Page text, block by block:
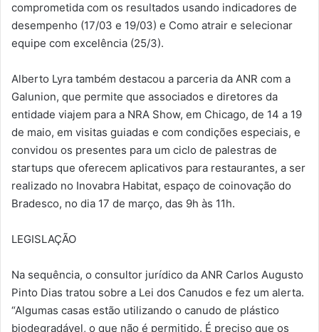
comprometida com os resultados usando indicadores de
desempenho (17/03 e 19/03) e Como atrair e selecionar
equipe com excelência (25/3).
Alberto Lyra também destacou a parceria da ANR com a
Galunion, que permite que associados e diretores da
entidade viajem para a NRA Show, em Chicago, de 14 a 19
de maio, em visitas guiadas e com condições especiais, e
convidou os presentes para um ciclo de palestras de
startups que oferecem aplicativos para restaurantes, a ser
realizado no Inovabra Habitat, espaço de coinovação do
Bradesco, no dia 17 de março, das 9h às 11h.
LEGISLAÇÃO
Na sequência, o consultor jurídico da ANR Carlos Augusto
Pinto Dias tratou sobre a Lei dos Canudos e fez um alerta.
“Algumas casas estão utilizando o canudo de plástico
biodegradável, o que não é permitido. É preciso que os